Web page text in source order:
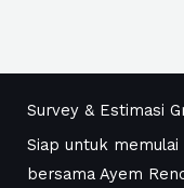
Survey & Estimasi
Siap untuk
bersama Ayem